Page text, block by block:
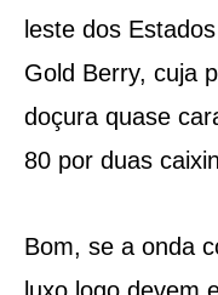
leste dos
Gold Berry, cuja
doçura quase
80 por duas
Bom, se a onda